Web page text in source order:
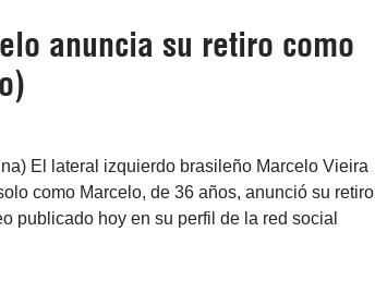
anuncia su retiro como
El lateral izquierdo brasileño Marcelo Vieira
como Marcelo, de 36 años, anunció su retiro
publicado hoy en su perfil de la red social